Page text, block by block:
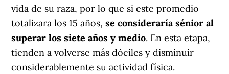
vida de su raza, por lo que si este promedio
totalizara los 15 años, se consideraría sénior al
superar los siete años y medio. En esta etapa,
tienden a volverse más dóciles y disminuir
considerablemente su actividad física.